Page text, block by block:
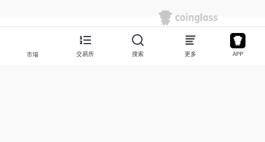
市場 交易所 搜索 更多 APP